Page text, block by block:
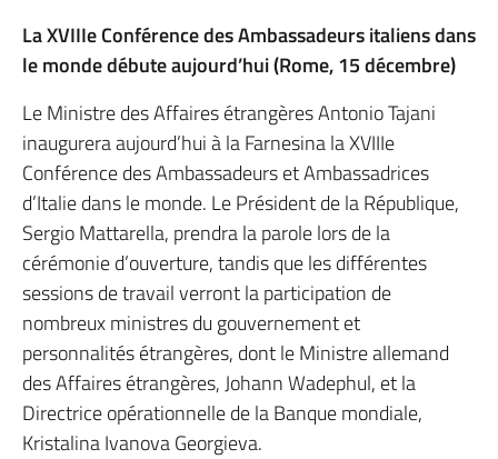
La XVIIIe Conférence des Ambassadeurs italiens dans
le monde débute aujourd’hui (Rome, 15 décembre)
Le Ministre des Affaires étrangères Antonio Tajani
inaugurera aujourd’hui à la Farnesina la XVIIIe
Conférence des Ambassadeurs et Ambassadrices
d’Italie dans le monde. Le Président de la République,
Sergio Mattarella, prendra la parole lors de la
cérémonie d’ouverture, tandis que les différentes
sessions de travail verront la participation de
nombreux ministres du gouvernement et
personnalités étrangères, dont le Ministre allemand
des Affaires étrangères, Johann Wadephul, et la
Directrice opérationnelle de la Banque mondiale,
Kristalina Ivanova Georgieva.